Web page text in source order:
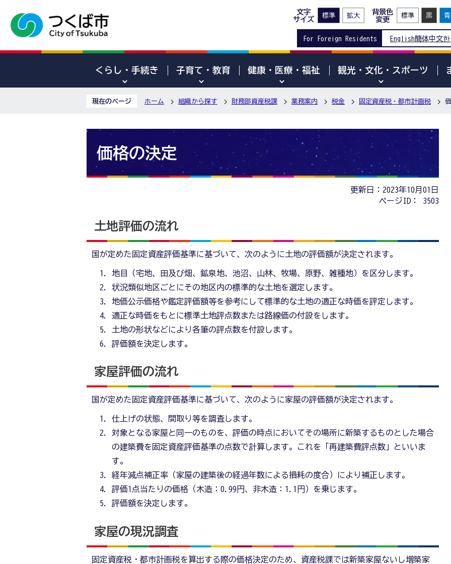
文字
サイズ
背景色
変更
For Foreign Residents English簡体中文
くらし・手続き 子育て・教育 健康・医療・福祉 観光・文化・スポーツ
現在のページ ホーム 組織から探す 財務部資産税課 業務案内 税金 固定資産税・都市計画税
価格の決定
更新日：2023年10月01日
ページID：
3503
土地評価の流れ
国が定めた固定資産評価基準に基づいて、次のように土地の評価額が決定されます。
地目（宅地、田及び畑、鉱泉地、池沼、山林、牧場、原野、雑種地）を区分します。
状況類似地区ごとにその地区内の標準的な土地を選定します。
地価公示価格や鑑定評価額等を参考にして標準的な土地の適正な時価を評定します。
適正な時価をもとに標準土地評点数または路線価の付設をします。
土地の形状などにより各筆の評点数を付設します。
評価額を決定します。
家屋評価の流れ
国が定めた固定資産評価基準に基づいて、次のように家屋の評価額が決定されます。
仕上げの状態、間取り等を調査します。
対象となる家屋と同一のものを、評価の時点においてその場所に新築するものとした場合
の建築費を固定資産評価基準の点数で計算します。これを「再建築費評点数」といいま
す。
経年減点補正率（家屋の建築後の経過年数による損耗の度合）により補正します。
評価1点当たりの価格（木造：0.99円、非木造：1.1円）を乗じます。
評価額を決定します。
家屋の現況調査
固定資産税・都市計画税を算出する際の価格決定のため、資産税課では新築家屋ないし増築家